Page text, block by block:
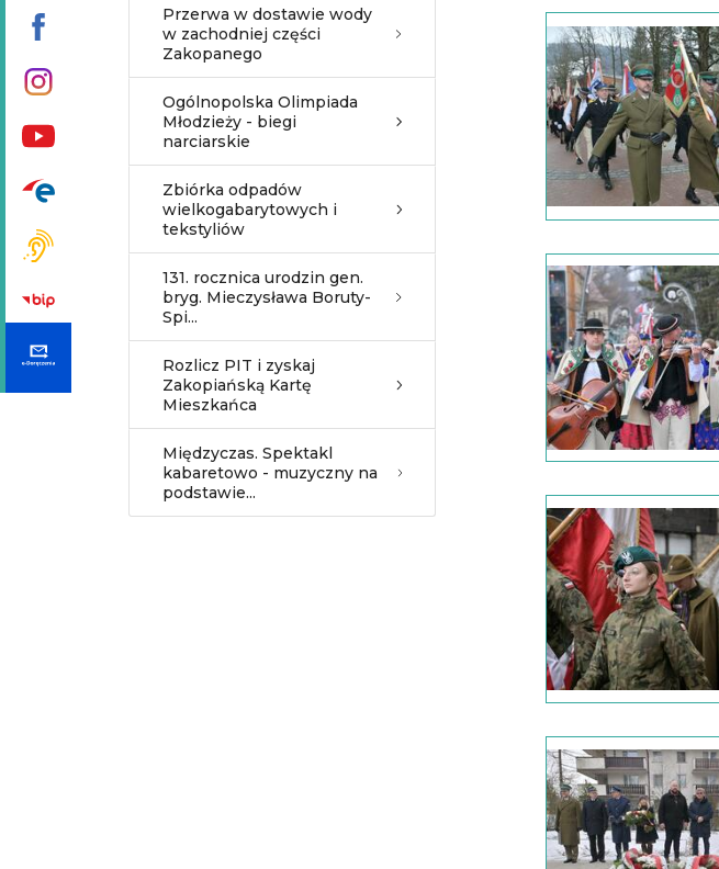
Przerwa w dostawie wody
w zachodniej części
Zakopanego
Ogólnopolska Olimpiada
Młodzieży - biegi
narciarskie
Zbiórka odpadów
wielkogabarytowych i
tekstyliów
131. rocznica urodzin gen.
bryg. Mieczysława Boruty-
Spi...
Rozlicz PIT i zyskaj
Zakopiańską Kartę
Mieszkańca
Międzyczas. Spektakl
kabaretowo - muzyczny na
podstawie...